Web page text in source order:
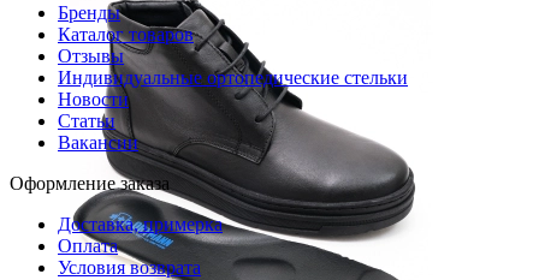
Бренды
Каталог товаров
Отзывы
Индивидуальные ортопедические стельки
Новости
Статьи
Вакансии
Оформление заказа
Доставка, примерка
Оплата
Условия возврата